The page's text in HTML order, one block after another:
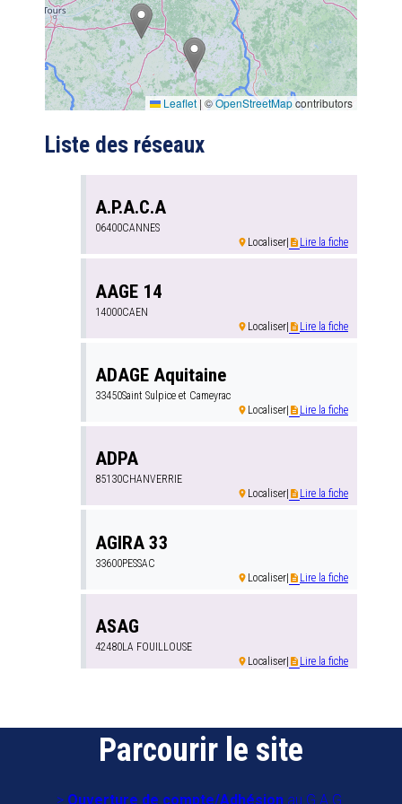
Leaflet | ©OpenStreetMapcontributors
Liste des réseaux
A.P.A.C.A
06400CANNES
room Localiser description Lire la fiche
AAGE 14
14000CAEN
room Localiser| description Lire la fiche
ADAGE Aquitaine
33450Saint Sulpice et Cameyrac
room Localiser description Lire la fiche
ADPA
85130CHANVERRIE
room Localiser description Lire la fiche
AGIRA 33
33600PESSAC
room Localiser| description Lire la fiche
ASAG
42480LA FOUILLOUSE
room Localiser description Lire la fiche
27229EVREUX
room Localiser|descriptionLire la fiche
Anim AG 76
Parcourir le site
Ouverture de compte/Adhésion au G.A.G.